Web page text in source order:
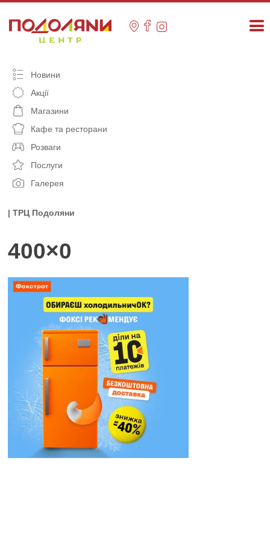
content
Новини
Акції
Магазини
Кафе та ресторани
Розваги
Послуги
Галерея
| ТРЦ Подоляни
400×0